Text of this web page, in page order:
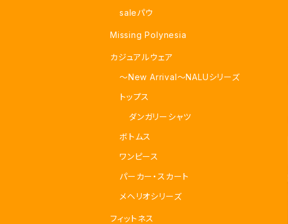
saleパウ
Missing Polynesia
カジュアルウェア
～New Arrival～NALUシリーズ
トップス
ダンガリーシャツ
ボトムス
ワンピース
パーカー・スカート
メヘリオシリーズ
フィットネス